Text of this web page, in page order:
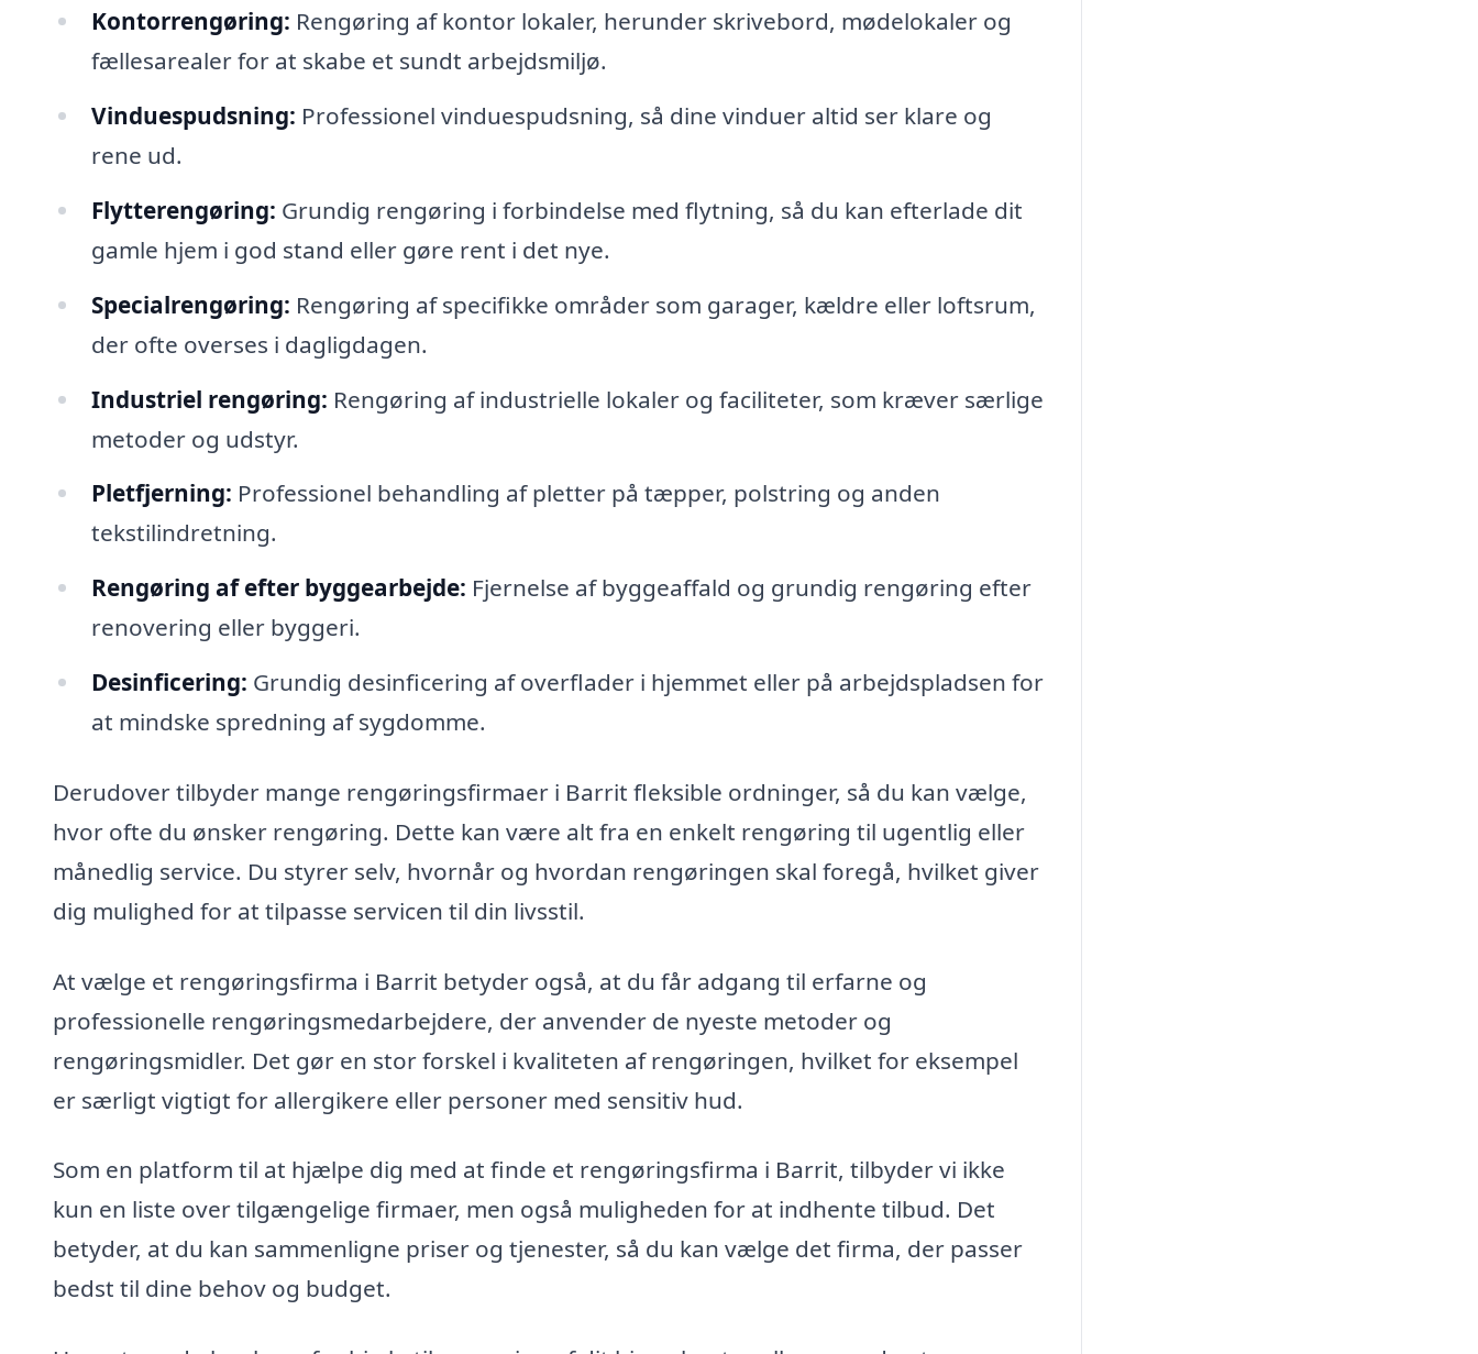
Kontorrengøring: Rengøring af kontor lokaler, herunder skrivebord, mødelokaler og
fællesarealer for at skabe et sundt arbejdsmiljø.
Vinduespudsning: Professionel vinduespudsning, så dine vinduer altid ser klare og
rene ud.
Flytterengøring: Grundig rengøring i forbindelse med flytning, så du kan efterlade dit
gamle hjem i god stand eller gøre rent i det nye.
Specialrengøring: Rengøring af specifikke områder som garager, kældre eller loftsrum,
der ofte overses i dagligdagen.
Industriel rengøring: Rengøring af industrielle lokaler og faciliteter, som kræver særlige
metoder og udstyr.
Pletfjerning: Professionel behandling af pletter på tæpper, polstring og anden
tekstilindretning.
Rengøring af efter byggearbejde: Fjernelse af byggeaffald og grundig rengøring efter
renovering eller byggeri.
Desinficering: Grundig desinficering af overflader i hjemmet eller på arbejdspladsen for
at mindske spredning af sygdomme.
Derudover tilbyder mange rengøringsfirmaer i Barrit fleksible ordninger, så du kan vælge,
hvor ofte du ønsker rengøring. Dette kan være alt fra en enkelt rengøring til ugentlig eller
månedlig service. Du styrer selv, hvornår og hvordan rengøringen skal foregå, hvilket giver
dig mulighed for at tilpasse servicen til din livsstil.
At vælge et rengøringsfirma i Barrit betyder også, at du får adgang til erfarne og
professionelle rengøringsmedarbejdere, der anvender de nyeste metoder og
rengøringsmidler. Det gør en stor forskel i kvaliteten af rengøringen, hvilket for eksempel
er særligt vigtigt for allergikere eller personer med sensitiv hud.
Som en platform til at hjælpe dig med at finde et rengøringsfirma i Barrit, tilbyder vi ikke
kun en liste over tilgængelige firmaer, men også muligheden for at indhente tilbud. Det
betyder, at du kan sammenligne priser og tjenester, så du kan vælge det firma, der passer
bedst til dine behov og budget.